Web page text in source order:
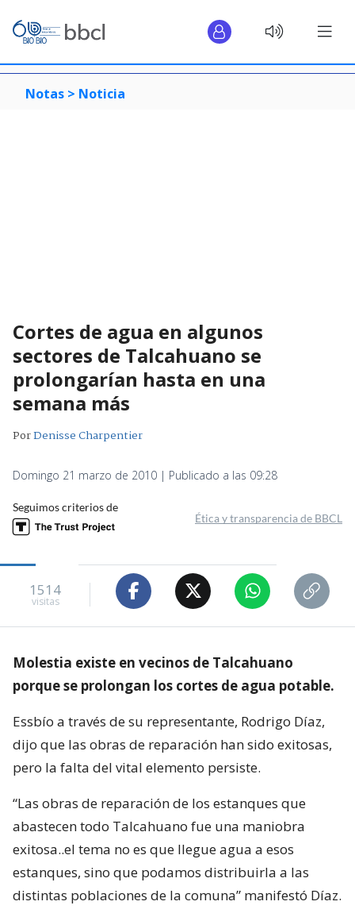
Notas > Noticia
Cortes de agua en algunos
sectores de Talcahuano se
prolongarían hasta en una
semana más
PorDenisse Charpentier
Domingo 21 marzo de 2010 | Publicado a las 09:28
Seguimos criterios de
Ética y transparencia de BBCL
1514
visitas
Molestia existe en vecinos de Talcahuano
porque se prolongan los cortes de agua potable.
Essbío a través de su representante, Rodrigo Díaz,
dijo que las obras de reparación han sido exitosas,
pero la falta del vital elemento persiste.
“Las obras de reparación de los estanques que
abastecen todo Talcahuano fue una maniobra
exitosa..el tema no es que llegue agua a esos
estanques, sino que podamos distribuirla a las
distintas poblaciones de la comuna” manifestó Díaz.